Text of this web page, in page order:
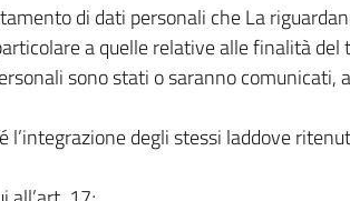
di dati personali che La
a quelle relative alle finalità
sono stati o saranno comunicati,
degli stessi laddove